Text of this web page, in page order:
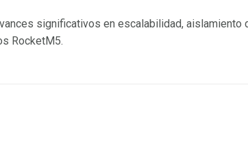
significativos en escalabilidad,
RocketM5.